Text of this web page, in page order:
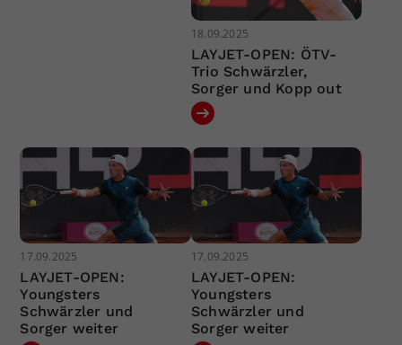
18.09.2025
LAYJET-OPEN: ÖTV-
Trio Schwärzler,
Sorger und Kopp out
17.09.2025
LAYJET-OPEN:
Youngsters
Schwärzler und
Sorger weiter
17.09.2025
LAYJET-OPEN:
Youngsters
Schwärzler und
Sorger weiter